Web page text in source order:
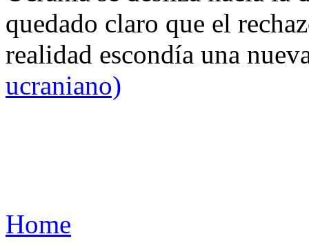
quedado claro que el
realidad escondía una
ucraniano)
Home